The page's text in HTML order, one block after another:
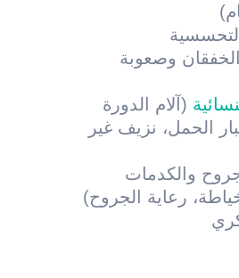
وصعوبة
(آلام الدورة
الحمل، نزيف غير
والكدمات
رعاية الجروح)